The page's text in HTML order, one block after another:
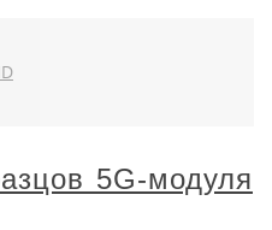
5G-модуля